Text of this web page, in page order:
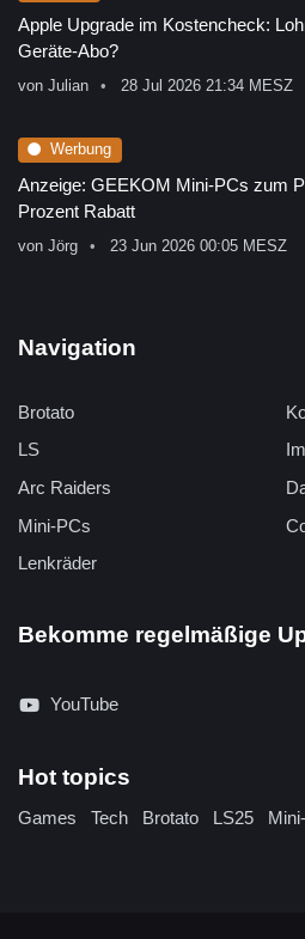
Apple Upgrade im Kostencheck:
Geräte-Abo?
von Julian 28 Jul 2026 21:34 MESZ
Werbung
Anzeige: GEEKOM Mini-PCs zum
Prozent Rabatt
von Jörg 23 Jun 2026 00:05 MESZ
Navigation
Brotato
LS
Arc Raiders
Mini-PCs
Lenkräder
Bekomme regelmäßige
YouTube
Hot topics
Games Tech Brotato LS25